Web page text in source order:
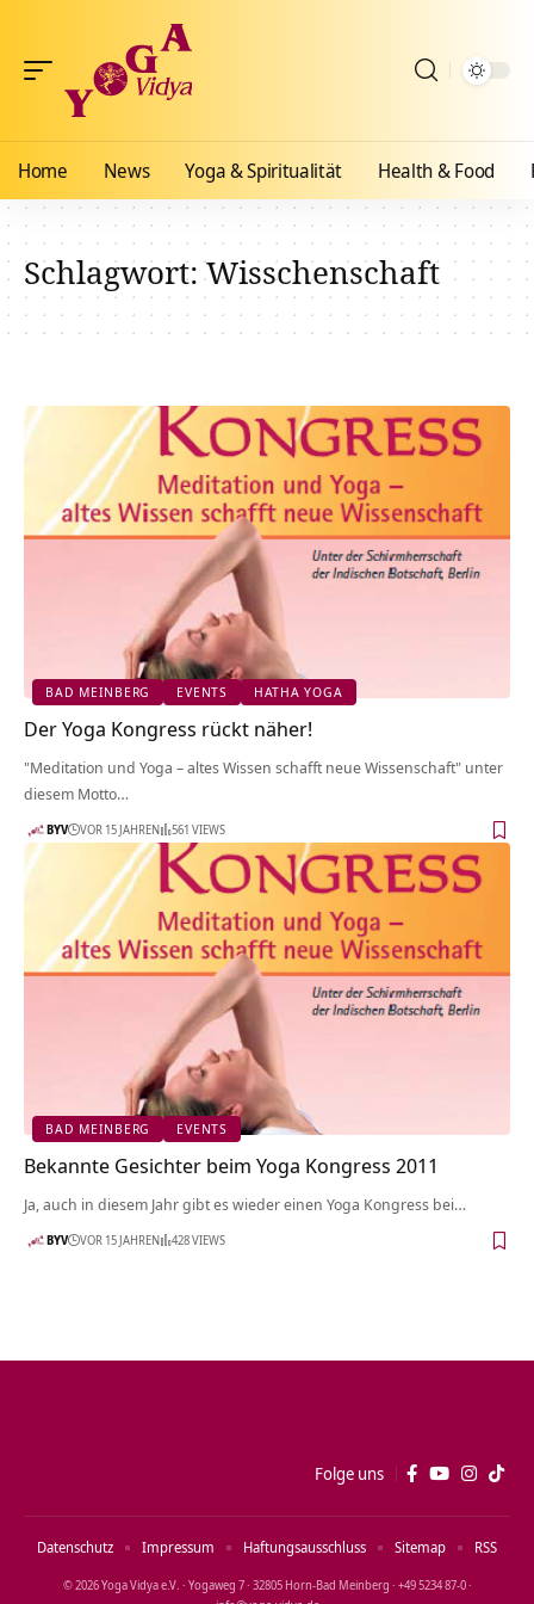
Home News Yoga & Spiritualität Health & Food
Schlagwort:Wisschenschaft
BAD MEINBERG EVENTS HATHA YOGA
Der Yoga Kongress rückt näher!
"Meditation und Yoga – altes Wissen schafft neue Wissenschaft" unter
diesem Motto…
BYV VOR 15 JAHREN 561 VIEWS
BAD MEINBERG EVENTS
Bekannte Gesichter beim Yoga Kongress 2011
Ja, auch in diesem Jahr gibt es wieder einen Yoga Kongress bei…
BYV VOR 15 JAHREN 428 VIEWS
Folge uns
© 2026 Yoga Vidya e.V. · Yogaweg 7 · 32805 Horn‑Bad Meinberg · +49 5234 87‑0 ·
Datenschutz Impressum Haftungsausschluss Sitemap RSS